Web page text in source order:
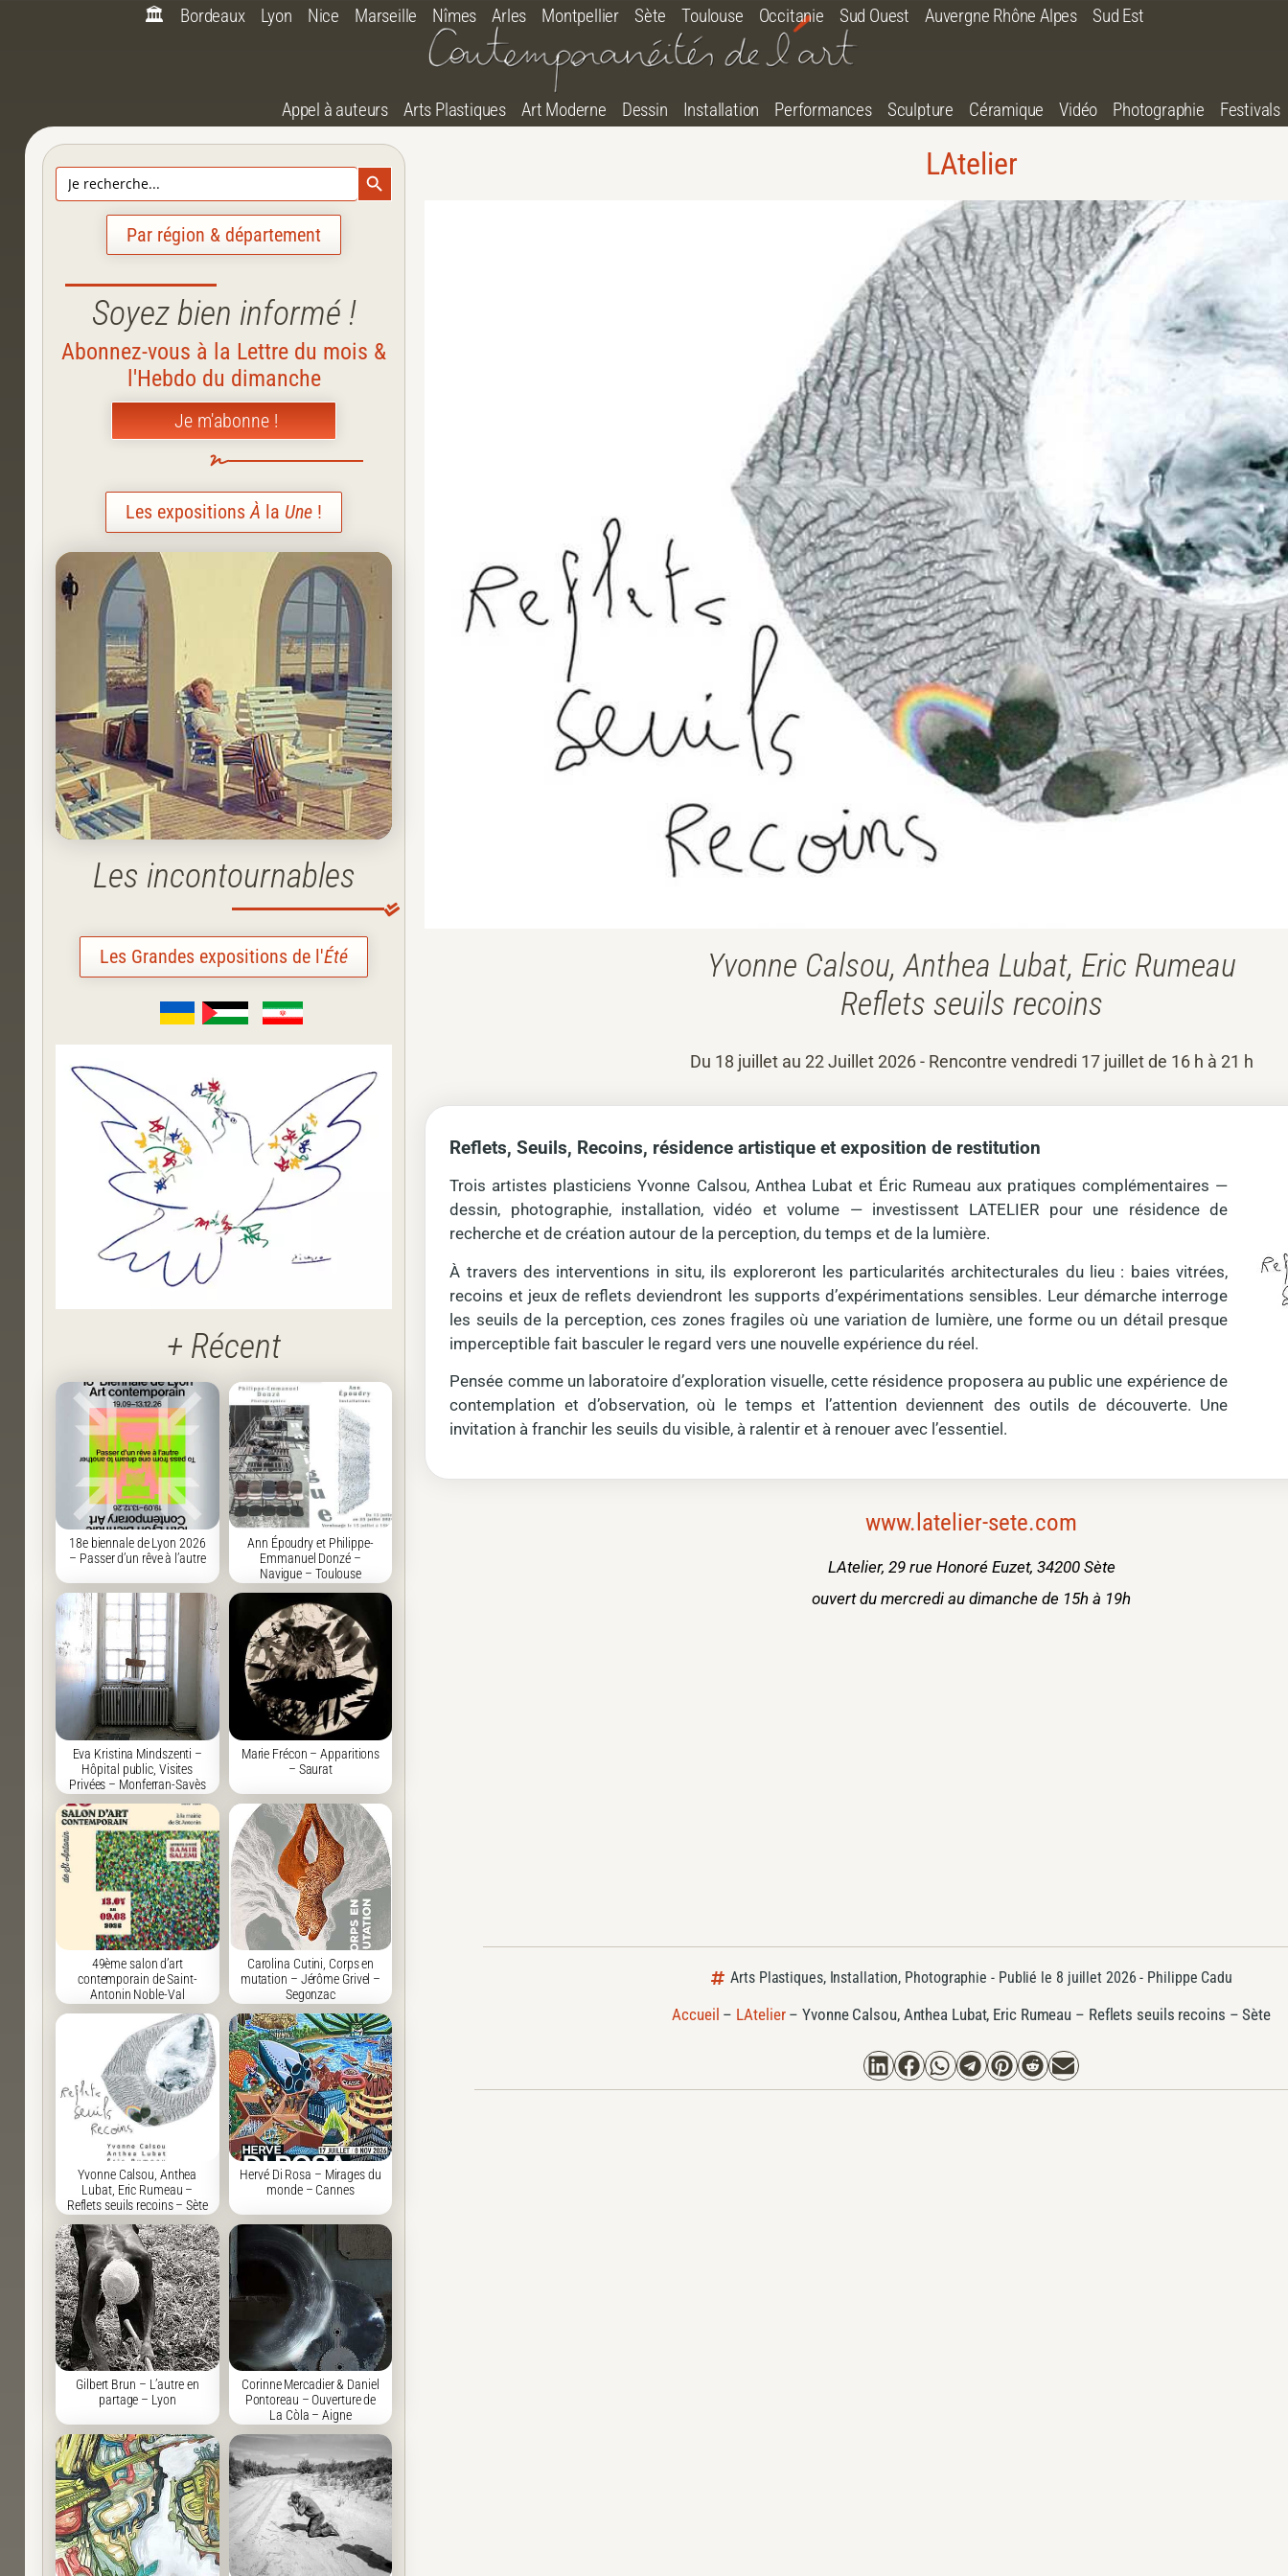
🏛️ Bordeaux Lyon Nice Marseille Nîmes Arles Montpellier Sète Toulouse Occitanie Sud Ouest Auvergne Rhône Alpes Sud Est
Appel à auteurs Arts Plastiques Art Moderne Dessin Installation Performances Sculpture Céramique Vidéo Photographie Festivals
Search
for:
Search Button
Par région & département
Soyez bien informé !
Abonnez-vous à la Lettre du mois &
l'Hebdo du dimanche
Je m'abonne !
Les expositionsÀ la Une !
Les incontournables
Les Grandes expositions de l'Été
+ Récent
18e biennale de Lyon 2026
– Passer d’un rêve à l’autre
Ann Époudry et Philippe-
Emmanuel Donzé –
Navigue – Toulouse
Eva Kristina Mindszenti –
Hôpital public, Visites
Privées – Monferran-Savès
Marie Frécon – Apparitions
– Saurat
49ème salon d’art
contemporain de Saint-
Antonin Noble-Val
Carolina Cutini, Corps en
mutation – Jérôme Grivel –
Segonzac
Yvonne Calsou, Anthea
Lubat, Eric Rumeau –
Reflets seuils recoins – Sète
Hervé Di Rosa – Mirages du
monde – Cannes
Gilbert Brun – L’autre en
partage – Lyon
Corinne Mercadier & Daniel
Pontoreau – Ouverture de
La Còla – Aigne
LAtelier
Yvonne Calsou, Anthea Lubat, Eric Rumeau
Reflets seuils recoins
Du 18 juillet au 22 Juillet 2026 - Rencontre vendredi 17 juillet de 16 h à 21 h
Reflets, Seuils, Recoins, résidence artistique et exposition de restitution
Trois artistes plasticiens Yvonne Calsou, Anthea Lubat et Éric Rumeau aux pratiques complémentaires —
dessin, photographie, installation, vidéo et volume — investissent LATELIER pour une résidence de
recherche et de création autour de la perception, du temps et de la lumière.
À travers des interventions in situ, ils exploreront les particularités architecturales du lieu : baies vitrées,
recoins et jeux de reflets deviendront les supports d’expérimentations sensibles. Leur démarche interroge
les seuils de la perception, ces zones fragiles où une variation de lumière, une forme ou un détail presque
imperceptible fait basculer le regard vers une nouvelle expérience du réel.
Pensée comme un laboratoire d’exploration visuelle, cette résidence proposera au public une expérience de
contemplation et d’observation, où le temps et l’attention deviennent des outils de découverte. Une
invitation à franchir les seuils du visible, à ralentir et à renouer avec l’essentiel.
www.latelier-sete.com
LAtelier, 29 rue Honoré Euzet, 34200 Sète
ouvert du mercredi au dimanche de 15h à 19h
Arts Plastiques, Installation, Photographie - Publié le 8 juillet 2026 - Philippe Cadu
Accueil – LAtelier–Yvonne Calsou, Anthea Lubat, Eric Rumeau – Reflets seuils recoins – Sète